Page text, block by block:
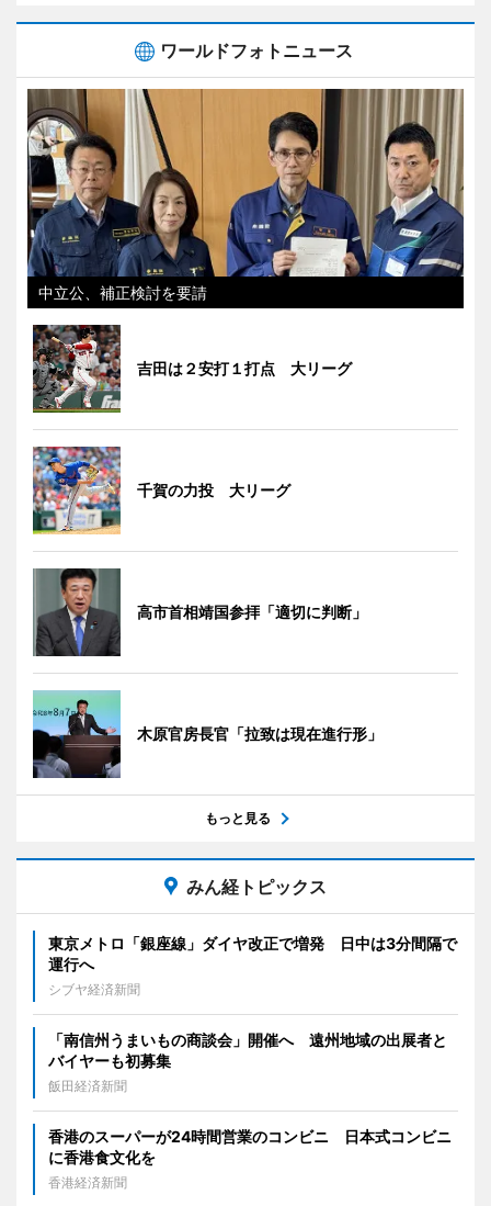
ワールドフォトニュース
中立公、補正検討を要請
吉田は２安打１打点 大リーグ
千賀の力投 大リーグ
高市首相靖国参拝「適切に判断」
木原官房長官「拉致は現在進行形」
もっと見る
みん経トピックス
東京メトロ「銀座線」ダイヤ改正で増発 日中は3分間隔で
運行へ
シブヤ経済新聞
「南信州うまいもの商談会」開催へ 遠州地域の出展者と
バイヤーも初募集
飯田経済新聞
香港のスーパーが24時間営業のコンビニ 日本式コンビニ
に香港食文化を
香港経済新聞